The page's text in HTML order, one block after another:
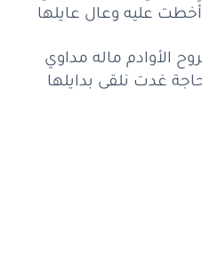
حسب الليروى
المحاجرمنسلايلها
عليه وعال عايلها
الأوادم ماله مداوي
غدت نلقى بدايلها